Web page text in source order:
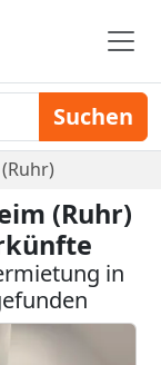
Suchen
(Ruhr)
in